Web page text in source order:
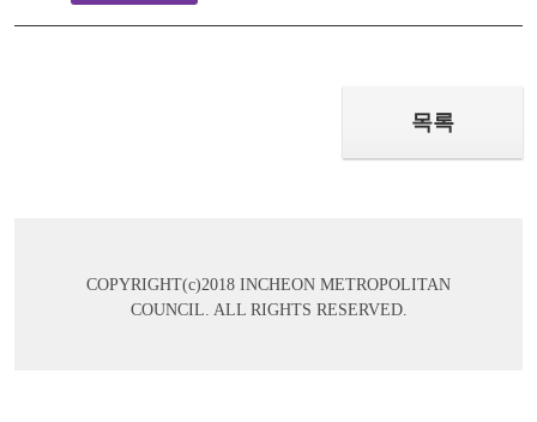
목록
COPYRIGHT(c)2018 INCHEON METROPOLITAN
COUNCIL. ALL RIGHTS RESERVED.